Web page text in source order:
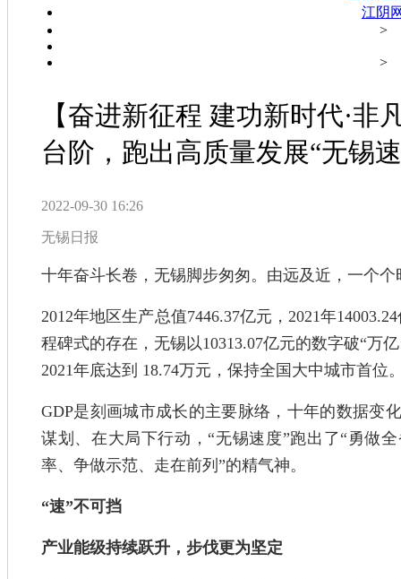
江阴
>
>
【奋进新征程 建功新时代·
台阶，跑出高质量发展“无锡
2022-09-30 16:26
无锡日报
十年奋斗长卷，无锡脚步匆匆。由远及近，一个
2012年地区生产总值7446.37亿元，2021年
程碑式的存在，无锡以10313.07亿元的数字破“万
2021年底达到 18.74万元，保持全国大中城市首位
GDP是刻画城市成长的主要脉络，十年的数据变
谋划、在大局下行动，“无锡速度”跑出了“勇做
率、争做示范、走在前列”的精气神。
“速”不可挡
产业能级持续跃升，步伐更为坚定